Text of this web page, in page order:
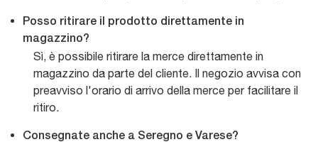
Posso ritirare il prodotto direttamente in
magazzino?
Sì, è possibile ritirare la merce direttamente in
magazzino da parte del cliente. Il negozio avvisa con
preavviso l'orario di arrivo della merce per facilitare il
ritiro.
Consegnate anche a Seregno e Varese?